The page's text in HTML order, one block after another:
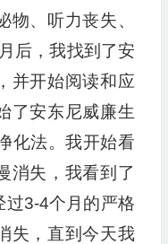
物、听力丧失、
后，我找到了安
并开始阅读和应
了安东尼威廉生
化法。我开始看
消失，我看到了
过3-4个月的严格
失，直到今天我